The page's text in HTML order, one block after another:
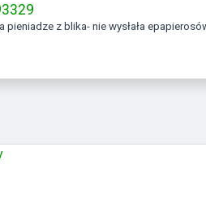
pieniadze z blika- nie wysłała